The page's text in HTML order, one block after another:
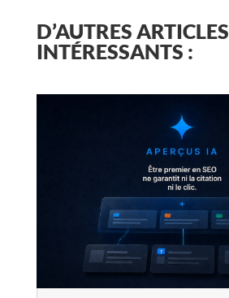
D’AUTRES ARTICLES
INTÉRESSANTS :